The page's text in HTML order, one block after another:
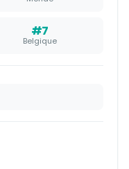
#7
Belgique